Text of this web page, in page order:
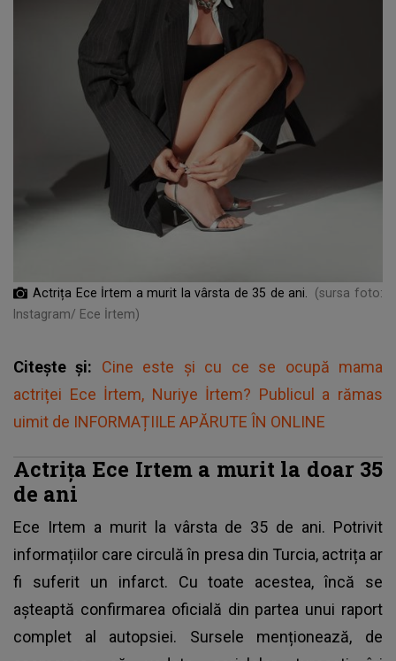
Actrița Ece İrtem a murit la vârsta de 35 de ani.
(sursa foto:
Instagram/ Ece İrtem)
Citește și: Cine este și cu ce se ocupă mama
actriței Ece İrtem, Nuriye İrtem? Publicul a rămas
uimit de INFORMAȚIILE APĂRUTE ÎN ONLINE
Actrița Ece Irtem a murit la doar 35
de ani
Ece Irtem a murit la vârsta de 35 de ani. Potrivit
informațiilor care circulă în presa din Turcia, actrița ar
fi suferit un infarct. Cu toate acestea, încă se
așteaptă confirmarea oficială din partea unui raport
complet al autopsiei. Sursele menționează, de